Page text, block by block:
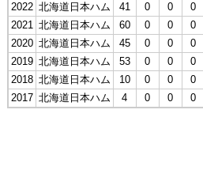
2022 北海道日本ハム 41 0 0 0
2021 北海道日本ハム 60 0 0 0
2020 北海道日本ハム 45 0 0 0
2019 北海道日本ハム 53 0 0 0
2018 北海道日本ハム 10 0 0 0
2017 北海道日本ハム 4 0 0 0